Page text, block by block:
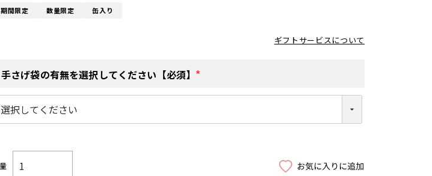
期間限定 数量限定 缶入り
ギフトサービスについて
手さげ袋の有無を選択してください【必須】
須